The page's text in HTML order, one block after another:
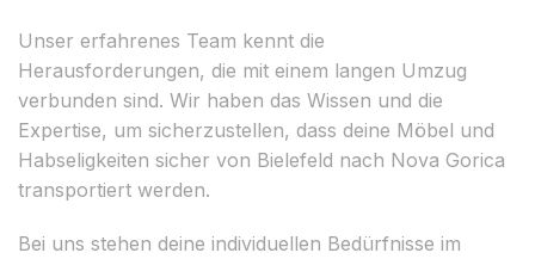
Unser erfahrenes Team kennt die
Herausforderungen, die mit einem langen Umzug
verbunden sind. Wir haben das Wissen und die
Expertise, um sicherzustellen, dass deine Möbel und
Habseligkeiten sicher von Bielefeld nach Nova Gorica
transportiert werden.
Bei uns stehen deine individuellen Bedürfnisse im